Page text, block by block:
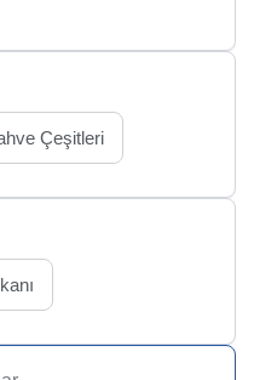
Çeşitleri